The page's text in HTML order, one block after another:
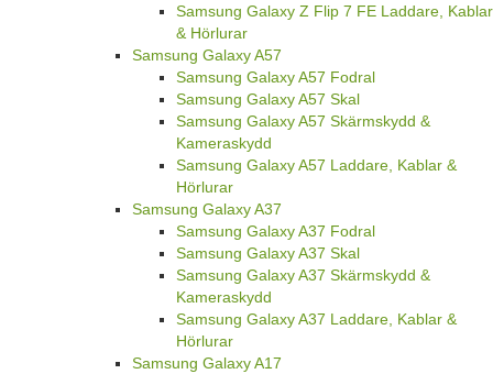
Samsung Galaxy Z Flip 7 FE Laddare, Kablar
& Hörlurar
Samsung Galaxy A57
Samsung Galaxy A57 Fodral
Samsung Galaxy A57 Skal
Samsung Galaxy A57 Skärmskydd &
Kameraskydd
Samsung Galaxy A57 Laddare, Kablar &
Hörlurar
Samsung Galaxy A37
Samsung Galaxy A37 Fodral
Samsung Galaxy A37 Skal
Samsung Galaxy A37 Skärmskydd &
Kameraskydd
Samsung Galaxy A37 Laddare, Kablar &
Hörlurar
Samsung Galaxy A17